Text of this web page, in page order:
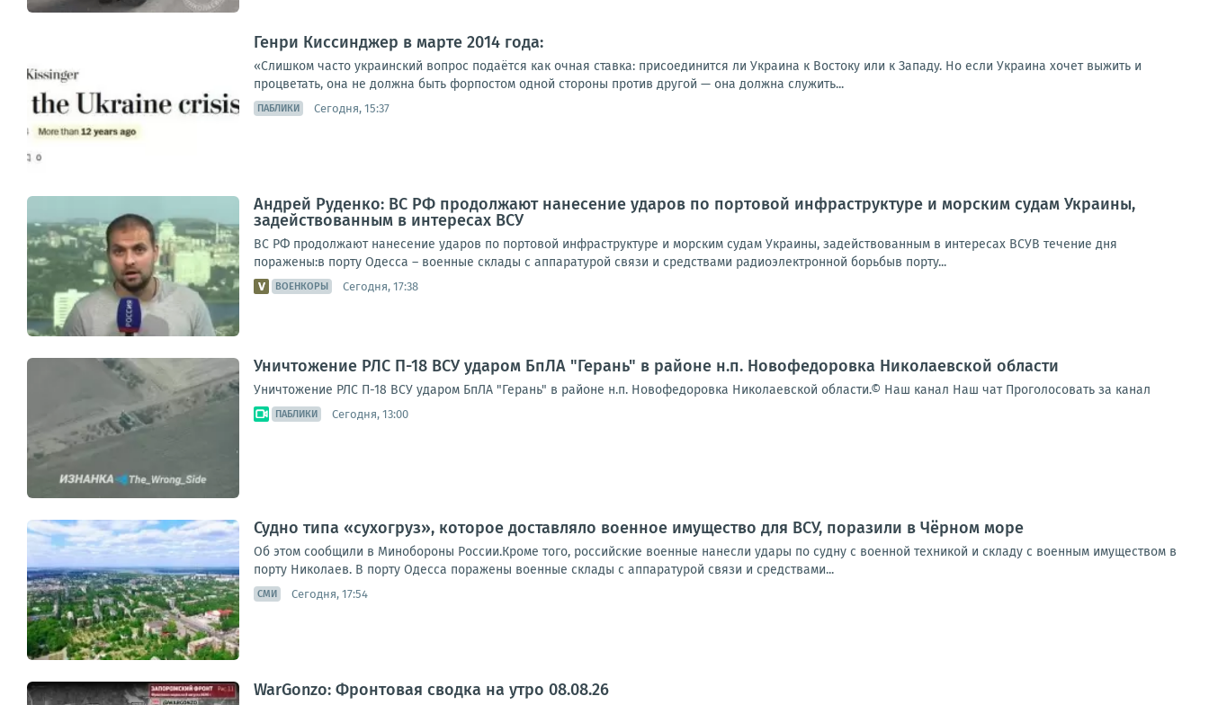
Генри Киссинджер в марте 2014 года:
«Слишком часто украинский вопрос подаётся как очная ставка: присоединится ли Украина к Востоку или к Западу. Но если Украина хочет выжить и
процветать, она не должна быть форпостом одной стороны против другой — она должна служить...
ПАБЛИКИ Сегодня, 15:37
Андрей Руденко: ВС РФ продолжают нанесение ударов по портовой инфраструктуре и морским судам Украины,
задействованным в интересах ВСУ
ВС РФ продолжают нанесение ударов по портовой инфраструктуре и морским судам Украины, задействованным в интересах ВСУВ течение дня
поражены:в порту Одесса – военные склады с аппаратурой связи и средствами радиоэлектронной борьбыв порту...
ВОЕНКОРЫ Сегодня, 17:38
Уничтожение РЛС П-18 ВСУ ударом БпЛА "Герань" в районе н.п. Новофедоровка Николаевской области
Уничтожение РЛС П-18 ВСУ ударом БпЛА "Герань" в районе н.п. Новофедоровка Николаевской области.© Наш канал Наш чат Проголосовать за канал
ПАБЛИКИ Сегодня, 13:00
Судно типа «сухогруз», которое доставляло военное имущество для ВСУ, поразили в Чёрном море
Об этом сообщили в Минобороны России.Кроме того, российские военные нанесли удары по судну с военной техникой и складу с военным имуществом в
порту Николаев. В порту Одесса поражены военные склады с аппаратурой связи и средствами...
СМИ Сегодня, 17:54
WarGonzo: Фронтовая сводка на утро 08.08.26